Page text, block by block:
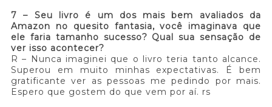
7 – Seu livro é um dos mais bem avaliados da
Amazon no quesito fantasia, você imaginava que
ele faria tamanho sucesso? Qual sua sensação de
ver isso acontecer?
R – Nunca imaginei que o livro teria tanto alcance.
Superou em muito minhas expectativas. É bem
gratificante ver as pessoas me pedindo por mais.
Espero que gostem do que vem por aí. rs